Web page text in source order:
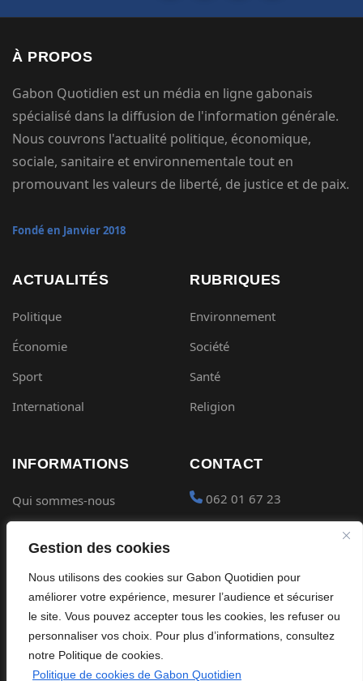
Gestion des cookies
Nous utilisons des cookies sur Gabon Quotidien pour
améliorer votre expérience, mesurer l’audience et sécuriser
le site. Vous pouvez accepter tous les cookies, les refuser ou
personnaliser vos choix. Pour plus d’informations, consultez
notre Politique de cookies.
Politique de cookies de Gabon Quotidien
À PROPOS
Gabon Quotidien est un média en ligne gabonais
spécialisé dans la diffusion de l'information générale.
Nous couvrons l'actualité politique, économique,
sociale, sanitaire et environnementale tout en
promouvant les valeurs de liberté, de justice et de paix.
Fondé en Janvier 2018
ACTUALITÉS
Politique
Économie
Sport
International
RUBRIQUES
Environnement
Société
Santé
Religion
INFORMATIONS
Qui sommes-nous
Confidentialité
Cookies
CONTACT
062 01 67 23
Placer une Pub
Devenir partenaire